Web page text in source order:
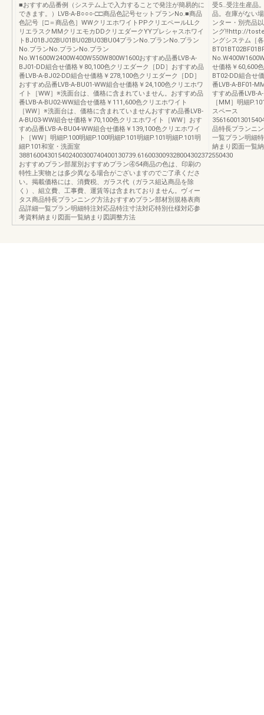
■おすすめ品番例（システム上で入力することで発注が簡易的に
できます。）LVB-A-B○○○-□□商品色記号セットプランNo.■商品
色記号［□＝商品色］WWクリエホワイトPPクリエペールLLク
リエラスクMMクリエモカDDクリエダークYYプレシャスホワイ
トBJ01BJ02BU01BU02BU03BU04プランNo.プランNo.プラン
No.プランNo.プランNo.プラン
No.W1600W2400W400W550W800W1600おすすめ品番LVB-A-
BJ01-DD組合せ価格￥80,100色クリエダーク［DD］おすすめ品
番LVB-A-BJ02-DD組合せ価格￥278,100色クリエダーク［DD］
おすすめ品番LVB-A-BU01-WW組合せ価格￥24,100色クリエホワ
イト［WW］※洗面台は、価格に含まれていません。おすすめ品
番LVB-A-BU02-WW組合せ価格￥111,600色クリエホワイト
［WW］※洗面台は、価格に含まれていませんおすすめ品番LVB-
A-BU03-WW組合せ価格￥70,100色クリエホワイト［WW］おす
すめ品番LVB-A-BU04-WW組合せ価格￥139,100色クリエホワイ
ト［WW］明細P.100明細P.100明細P.101明細P.101明細P.101明
細P.101和室・洗面室
388160043015402400300740400130739.616003009328004302372550430
おすすめプラン部屋別おすすめプラン④54商品の色は、印刷の
特性上実物とは多少異なる場合がございますのでご了承くださ
い。掲載価格には、消費税、ガラス代（ガラス組込商品を除
く）、組立費、工事費、運賃等は含まれておりません。ヴィー
タス商品特長プランニング方法おすすめプラン部材別規格表商
品詳細一覧プラン明細特注対応品特注寸法対応特別仕様対応参
考資料納まり図面一覧納まり図調整方法
受5…受注生産品
品。在庫がない
ンター・別売品
ング!!http://
ングシステム［
せ価格￥60,600
BT02-DD組合せ
番LVB-A-BF01-
すすめ品番LVB-
［MM］明細
スペース
品特長プランニ
一覧プラン明細
納まり図面一覧